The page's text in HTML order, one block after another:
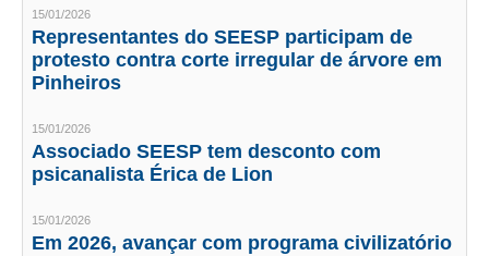
FGTS EXPURGOS
FGTS CORREÇÃO
LEGISLAÇÃO
LEI 4.950-A/1966 – PISO SALARIAL
LEI 5.194/1966 – REGULAMENTAÇÃO DA PROFISSÃO
15/01/2026
Representantes do SEESP participam de
protesto contra corte irregular de árvore em
Pinheiros
15/01/2026
Associado SEESP tem desconto com
psicanalista Érica de Lion
15/01/2026
Em 2026, avançar com programa civilizatório